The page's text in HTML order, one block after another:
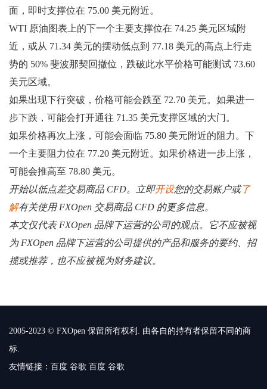
面，即时支撑位在 75.00 美元附近。
WTI 原油图表上的下一个主要支撑位在 74.25 美元区域附
近，或从 71.34 美元的摆动低点到 77.18 美元的高点上行走
势的 50% 斐波那契回撤位，跌破此水平价格可能测试 73.60
美元区域。
如果出现下行突破，价格可能会跌至 72.70 美元。如果进一
步下跌，可能会打开通往 71.35 美元支撑区域的大门。
如果价格再次上涨，可能会面临 75.80 美元附近的阻力。下
一个主要阻力位在 77.20 美元附近。如果价格进一步上涨，
可能会推高至 78.80 美元。
开始以低点差交易商品 CFD。立即开设您的交易账户或了
解有关使用 FXOpen 交易商品 CFD 的更多信息。
本文仅代表 FXOpen 品牌下运营的公司的观点。它不应被视
为 FXOpen 品牌下运营的公司提供的产品和服务的要约、招
揽或推荐，也不应被视为财务建议。
2005-2023 © FXOpen 保留所有权利. 由各自的持有者保留不同的商
标.
友情链接： 百度 谷歌 百度 谷歌